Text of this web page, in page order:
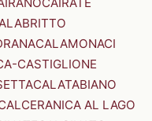
CALAMONACI
CASTIGLIONE
CALATABIANO
AL LAGO